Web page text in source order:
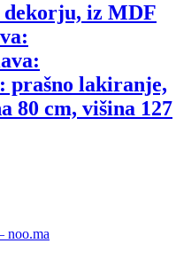
dekorju, iz MDF
prašno lakiranje,
80 cm, višina 127